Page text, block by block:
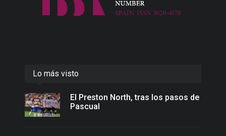
Lo más visto
El Preston North, tras los pasos de
Pascual